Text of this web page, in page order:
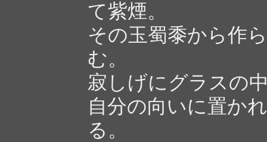
て紫煙。
その玉蜀黍から作
む。
寂しげにグラスの
自分の向いに置か
る。